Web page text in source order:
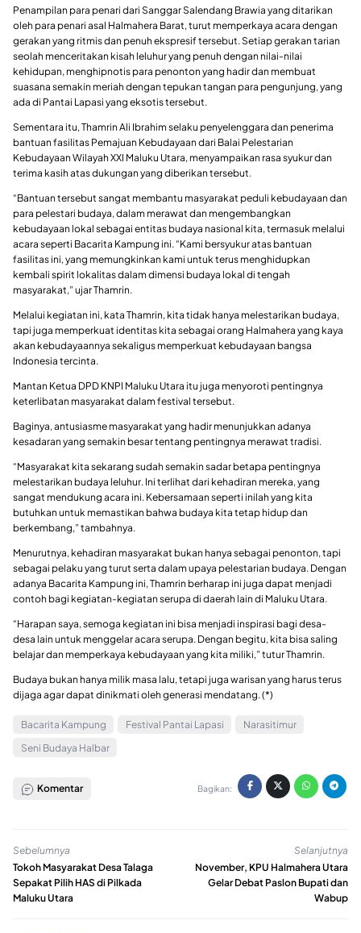
Penampilan para penari dari Sanggar Salendang Brawia yang ditarikan
oleh para penari asal Halmahera Barat, turut memperkaya acara dengan
gerakan yang ritmis dan penuh ekspresif tersebut. Setiap gerakan tarian
seolah menceritakan kisah leluhur yang penuh dengan nilai-nilai
kehidupan, menghipnotis para penonton yang hadir dan membuat
suasana semakin meriah dengan tepukan tangan para pengunjung, yang
ada di Pantai Lapasi yang eksotis tersebut.
Sementara itu, Thamrin Ali Ibrahim selaku penyelenggara dan penerima
bantuan fasilitas Pemajuan Kebudayaan dari Balai Pelestarian
Kebudayaan Wilayah XXI Maluku Utara, menyampaikan rasa syukur dan
terima kasih atas dukungan yang diberikan tersebut.
“Bantuan tersebut sangat membantu masyarakat peduli kebudayaan dan
para pelestari budaya, dalam merawat dan mengembangkan
kebudayaan lokal sebagai entitas budaya nasional kita, termasuk melalui
acara seperti Bacarita Kampung ini. “Kami bersyukur atas bantuan
fasilitas ini, yang memungkinkan kami untuk terus menghidupkan
kembali spirit lokalitas dalam dimensi budaya lokal di tengah
masyarakat,” ujar Thamrin.
Melalui kegiatan ini, kata Thamrin, kita tidak hanya melestarikan budaya,
tapi juga memperkuat identitas kita sebagai orang Halmahera yang kaya
akan kebudayaannya sekaligus memperkuat kebudayaan bangsa
Indonesia tercinta.
Mantan Ketua DPD KNPI Maluku Utara itu juga menyoroti pentingnya
keterlibatan masyarakat dalam festival tersebut.
Baginya, antusiasme masyarakat yang hadir menunjukkan adanya
kesadaran yang semakin besar tentang pentingnya merawat tradisi.
“Masyarakat kita sekarang sudah semakin sadar betapa pentingnya
melestarikan budaya leluhur. Ini terlihat dari kehadiran mereka, yang
sangat mendukung acara ini. Kebersamaan seperti inilah yang kita
butuhkan untuk memastikan bahwa budaya kita tetap hidup dan
berkembang,” tambahnya.
Menurutnya, kehadiran masyarakat bukan hanya sebagai penonton, tapi
sebagai pelaku yang turut serta dalam upaya pelestarian budaya. Dengan
adanya Bacarita Kampung ini, Thamrin berharap ini juga dapat menjadi
contoh bagi kegiatan-kegiatan serupa di daerah lain di Maluku Utara.
“Harapan saya, semoga kegiatan ini bisa menjadi inspirasi bagi desa-
desa lain untuk menggelar acara serupa. Dengan begitu, kita bisa saling
belajar dan memperkaya kebudayaan yang kita miliki,” tutur Thamrin.
Budaya bukan hanya milik masa lalu, tetapi juga warisan yang harus terus
dijaga agar dapat dinikmati oleh generasi mendatang. (*)
Bacarita Kampung Festival Pantai Lapasi
Narasitimur
Seni Budaya Halbar
Komentar Bagikan:
Sebelumnya
Tokoh Masyarakat Desa Talaga
Sepakat Pilih HAS di Pilkada
Maluku Utara
Selanjutnya
November, KPU Halmahera Utara
Gelar Debat Paslon Bupati dan
Wabup